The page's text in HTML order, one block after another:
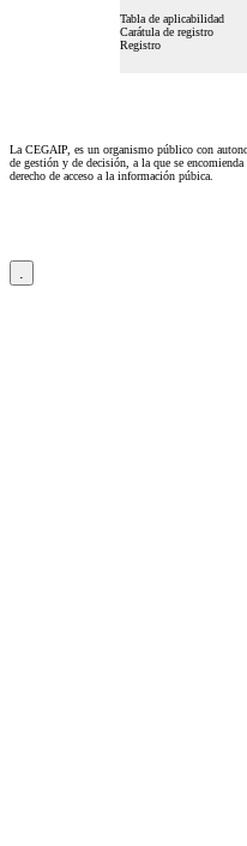
Tabla de aplicabilidad
Carátula de registro
Registro
La CEGAIP, es un organismo público con
de gestión y de decisión, a la que se
derecho de acceso a la información púbica.